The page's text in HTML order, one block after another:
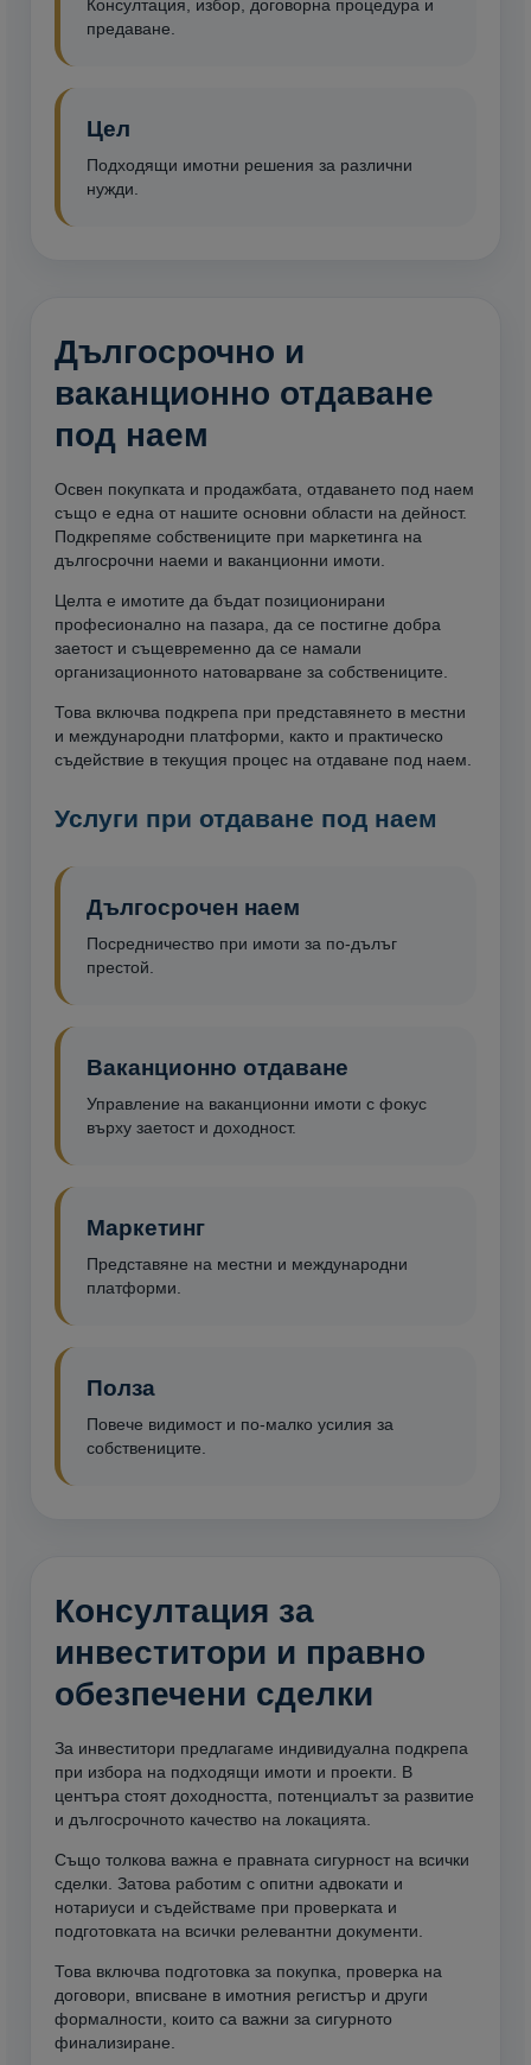
Консултация, избор, договорна процедура и
предаване.
Цел
Подходящи имотни решения за различни
нужди.
Дългосрочно и
ваканционно отдаване
под наем
Освен покупката и продажбата, отдаването под наем
също е една от нашите основни области на дейност.
Подкрепяме собствениците при маркетинга на
дългосрочни наеми и ваканционни имоти.
Целта е имотите да бъдат позиционирани
професионално на пазара, да се постигне добра
заетост и същевременно да се намали
организационното натоварване за собствениците.
Това включва подкрепа при представянето в местни
и международни платформи, както и практическо
съдействие в текущия процес на отдаване под наем.
Услуги при отдаване под наем
Дългосрочен наем
Посредничество при имоти за по-дълъг
престой.
Ваканционно отдаване
Управление на ваканционни имоти с фокус
върху заетост и доходност.
Маркетинг
Представяне на местни и международни
платформи.
Полза
Повече видимост и по-малко усилия за
собствениците.
Консултация за
инвеститори и правно
обезпечени сделки
За инвеститори предлагаме индивидуална подкрепа
при избора на подходящи имоти и проекти. В
центъра стоят доходността, потенциалът за развитие
и дългосрочното качество на локацията.
Също толкова важна е правната сигурност на всички
сделки. Затова работим с опитни адвокати и
нотариуси и съдействаме при проверката и
подготовката на всички релевантни документи.
Това включва подготовка за покупка, проверка на
договори, вписване в имотния регистър и други
формалности, които са важни за сигурното
финализиране.